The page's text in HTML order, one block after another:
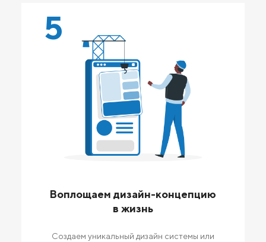
5
Воплощаем дизайн-концепцию
в жизнь
Создаем уникальный дизайн системы или